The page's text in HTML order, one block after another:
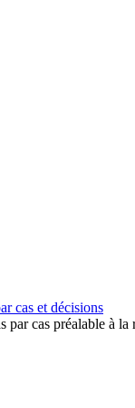
cas et décisions
par cas préalable à